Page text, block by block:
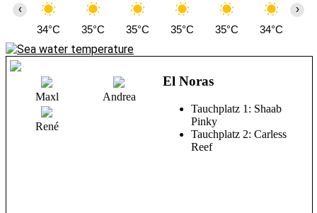
34°C 35°C 35°C 35°C 35°C 34°C
‹ ›
Maxl Andrea
René
El Noras
Tauchplatz 1: Shaab
Pinky
Tauchplatz 2: Carless
Reef